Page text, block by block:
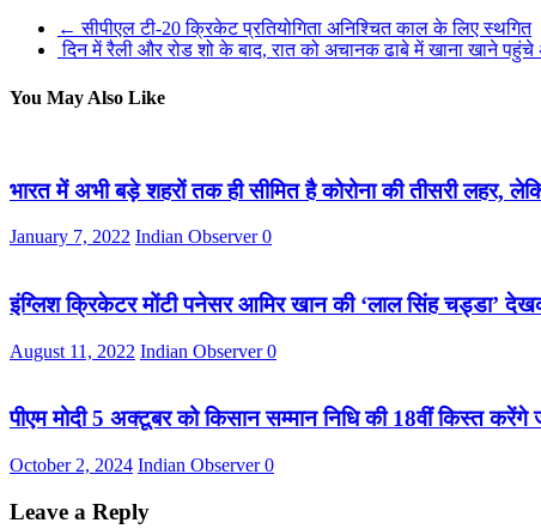
← सीपीएल टी-20 क्रिकेट प्रतियोगिता अनिश्चित काल के लिए स्थगित
दिन में रैली और रोड शो के बाद, रात को अचानक ढाबे में खाना खाने पहुंचे
You May Also Like
भारत में अभी बड़े शहरों तक ही सीमित है कोरोना की तीसरी लहर,
January 7, 2022 Indian Observer0
इंग्लिश क्रिकेटर मोंटी पनेसर आमिर खान की ‘लाल सिंह चड्डा’
August 11, 2022 Indian Observer0
पीएम मोदी 5 अक्टूबर को किसान सम्मान निधि की 18वीं किस्त करेंगे
October 2, 2024 Indian Observer0
Leave a Reply